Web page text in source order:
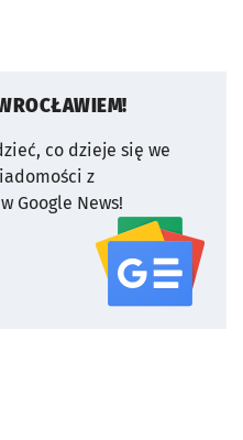
co dzieje się we
z
Google News!
serwisu